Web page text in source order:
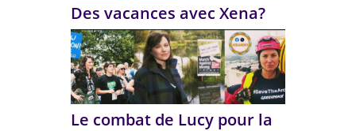
Des vacances avec Xena?
Le combat de Lucy pour la